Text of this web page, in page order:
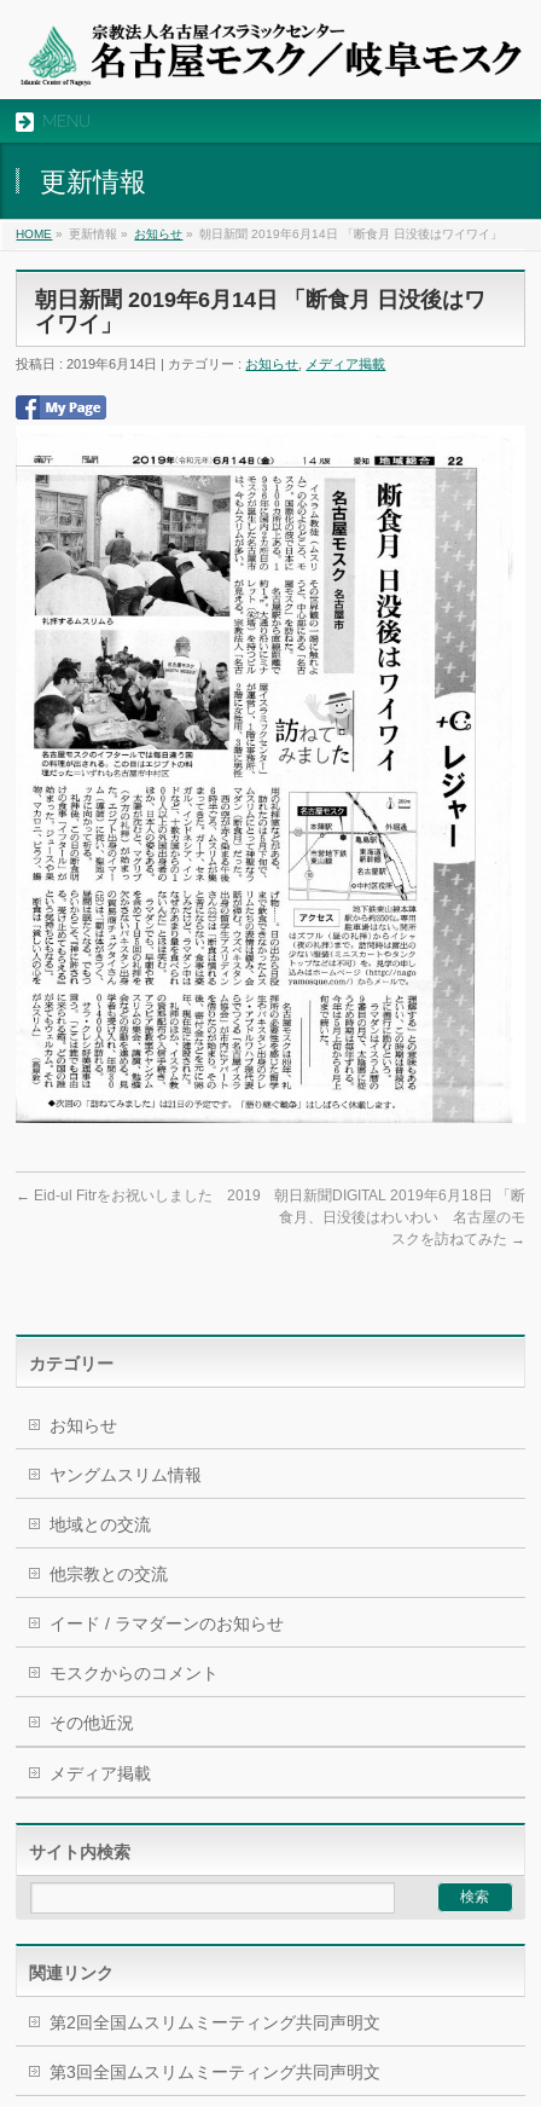
MENU
更新情報
HOME » 更新情報 » お知らせ » 朝日新聞 2019年6月14日 「断食月 日没後はワイワイ」
朝日新聞 2019年6月14日 「断食月 日没後はワ
イワイ」
投稿日 : 2019年6月14日 | カテゴリー : お知らせ メディア掲載
← Eid-ul Fitrをお祝いしました 2019
朝日新聞DIGITAL 2019年6月18日 「断
食月、日没後はわいわい 名古屋のモ
スクを訪ねてみた →
カテゴリー
お知らせ
ヤングムスリム情報
地域との交流
他宗教との交流
イード / ラマダーンのお知らせ
モスクからのコメント
その他近況
メディア掲載
サイト内検索
関連リンク
第2回全国ムスリムミーティング共同声明文
第3回全国ムスリムミーティング共同声明文